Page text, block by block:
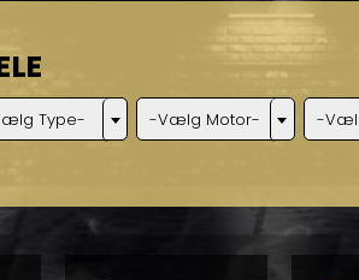
Type- -Vælg Motor- -